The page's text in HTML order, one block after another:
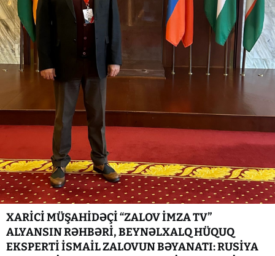
XARİCİ MÜŞAHİDƏÇİ “ZALOV İMZA TV”
ALYANSIN RƏHBƏRİ, BEYNƏLXALQ HÜQUQ
EKSPERTİ İSMAİL ZALOVUN BƏYANATI: RUSİYA